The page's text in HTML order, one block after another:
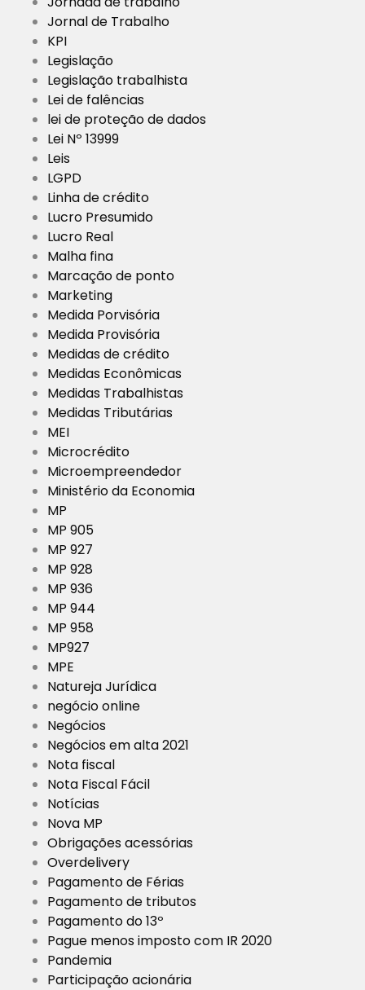
Jornal de Trabalho
KPI
Legislação
Legislação trabalhista
Lei de falências
lei de proteção de dados
Lei Nº 13999
Leis
LGPD
Linha de crédito
Lucro Presumido
Lucro Real
Malha fina
Marcação de ponto
Marketing
Medida Porvisória
Medida Provisória
Medidas de crédito
Medidas Econômicas
Medidas Trabalhistas
Medidas Tributárias
MEI
Microcrédito
Microempreendedor
Ministério da Economia
MP
MP 905
MP 927
MP 928
MP 936
MP 944
MP 958
MP927
MPE
Natureja Jurídica
negócio online
Negócios
Negócios em alta 2021
Nota fiscal
Nota Fiscal Fácil
Notícias
Nova MP
Obrigações acessórias
Overdelivery
Pagamento de Férias
Pagamento de tributos
Pagamento do 13º
Pague menos imposto com IR 2020
Pandemia
Participação acionária